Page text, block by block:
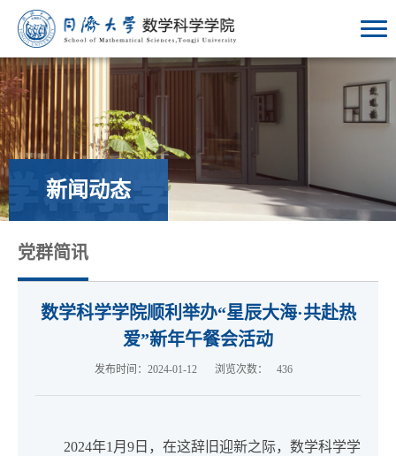
新闻动态
党群简讯
数学科学学院顺利举办“星辰大海·共赴热
爱”新年午餐会活动
发布时间：2024-01-12 浏览次数： 436
2024年1月9日，在这辞旧迎新之际，数学科学学